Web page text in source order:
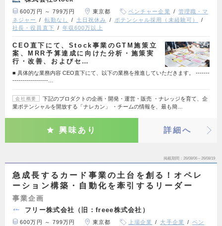
600万円 ～ 799万円 東京都 ベンチャー企業
管理職・マ
ネジャー
転勤なし 土日祝休み
ポテンシャル採用（未経験可）
社長・役員直下
年収600万以上
CEO直下にて、Stock事業のGTM施策立
案、MRR予算達成に向けた分析・施策実
行・改善、およびセ…
■ 具体的な業務内容 CEO直下にて、以下の業務を推進していただきます。 -------
------------------…
会社概要
下記のプロダクトの企画・開発・運営・販売 ・ナレッジを育て、企
業ポテンシャルを開放する「ナレカン」 ・チームの情報を、最も簡…
興味あり 詳細へ
掲載期間 26/08/06～26/08/19
急成長するカード事業の土台を創る！オペレ
ーション構築・自動化を牽引するリーダー
事業企画
フリー株式会社（旧：freee株式会社）
600万円 ～ 799万円 東京都 上場企業 大手企業
ベン